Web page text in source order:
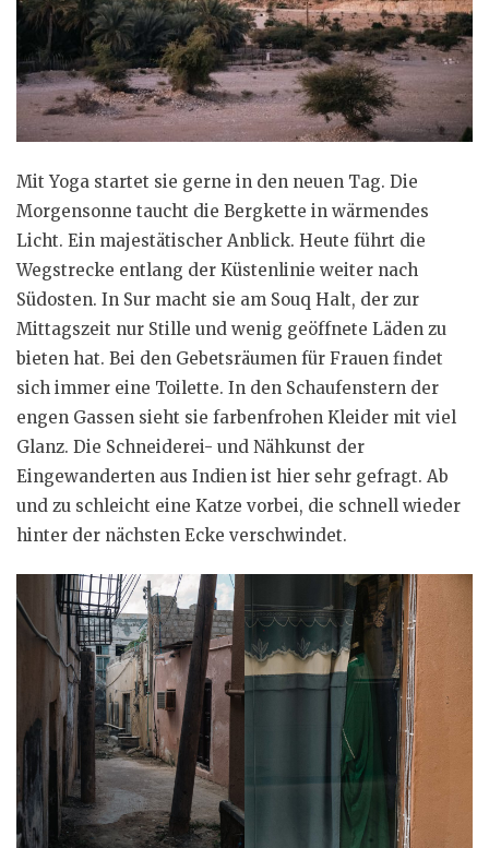
Mit Yoga startet sie gerne in den neuen Tag. Die
Morgensonne taucht die Bergkette in wärmendes
Licht. Ein majestätischer Anblick. Heute führt die
Wegstrecke entlang der Küstenlinie weiter nach
Südosten. In Sur macht sie am Souq Halt, der zur
Mittagszeit nur Stille und wenig geöffnete Läden zu
bieten hat. Bei den Gebetsräumen für Frauen findet
sich immer eine Toilette. In den Schaufenstern der
engen Gassen sieht sie farbenfrohen Kleider mit viel
Glanz. Die Schneiderei- und Nähkunst der
Eingewanderten aus Indien ist hier sehr gefragt. Ab
und zu schleicht eine Katze vorbei, die schnell wieder
hinter der nächsten Ecke verschwindet.